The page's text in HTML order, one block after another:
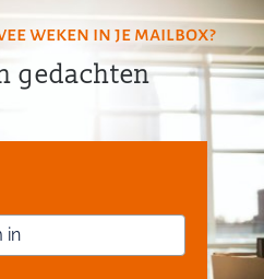
weken in je mailbox?
gedachten